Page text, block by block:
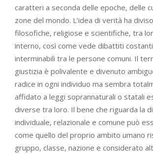
caratteri a seconda delle epoche, delle
zone del mondo. L’idea di verità ha
filosofiche, religiose e scientifiche, tra
interno, così come vede dibattiti
interminabili tra le persone comuni. Il
giustizia è polivalente e divenuto
radice in ogni individuo ma sembra
affidato a leggi soprannaturali o statali
diverse tra loro. Il bene che riguarda la
individuale, relazionale e comune può
come quello del proprio ambito umano
gruppo, classe, nazione e considerato